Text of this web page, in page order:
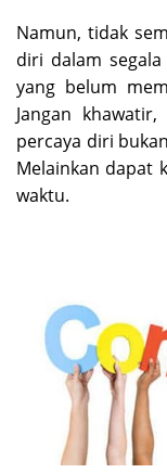
Namun, tidak
diri dalam
yang belum
Jangan
percaya diri
Melainkan dapat
waktu.